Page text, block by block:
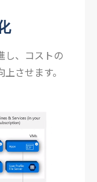
し、コストの
させます。